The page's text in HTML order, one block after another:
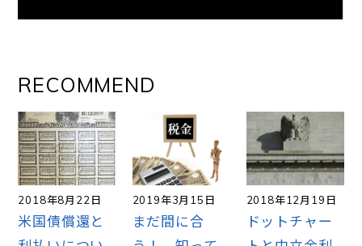
RECOMMEND
2018年8月22日
米国債償還と
2019年3月15日
まだ間に合
2018年12月19日
ドットチャー